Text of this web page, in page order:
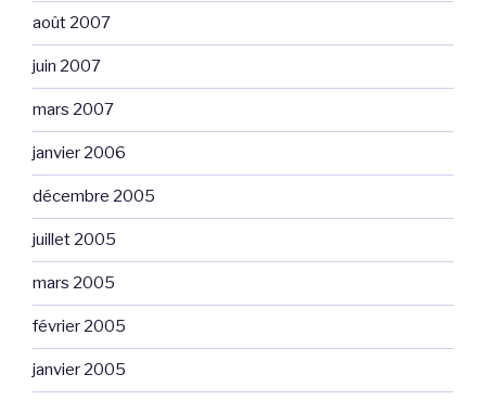
août 2007
juin 2007
mars 2007
janvier 2006
décembre 2005
juillet 2005
mars 2005
février 2005
janvier 2005